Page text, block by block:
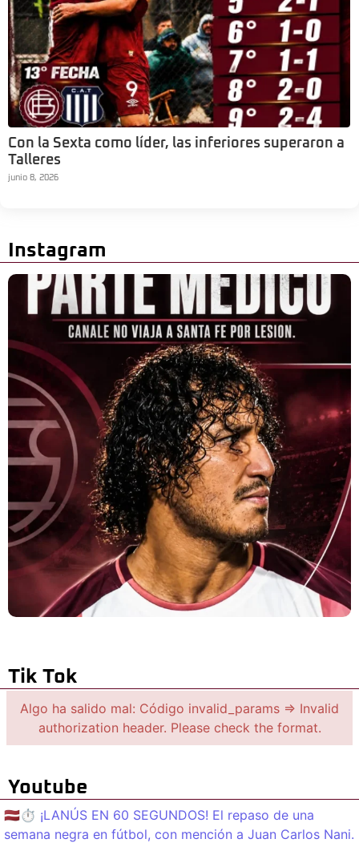
Con la Sexta como líder, las inferiores superaron a
Talleres
junio 8, 2026
Instagram
Tik Tok
Algo ha salido mal: Código invalid_params => Invalid
authorization header. Please check the format.
Youtube
🇱🇻⏱️ ¡LANÚS EN 60 SEGUNDOS! El repaso de una
semana negra en fútbol, con mención a Juan Carlos Nani.